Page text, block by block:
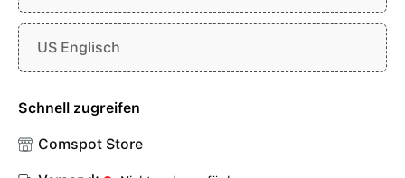
US Englisch
Schnell zugreifen
Comspot Store